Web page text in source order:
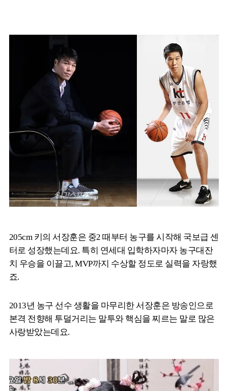
205cm 키의 서장훈은 중2 때부터 농구를 시작해 국보급 센
터로 성장했는데요. 특히 연세대 입학하자마자 농구대잔
치 우승을 이끌고, MVP까지 수상할 정도로 실력을 자랑했
죠.
2013년 농구 선수 생활을 마무리한 서장훈은 방송인으로
본격 전향해 투덜거리는 말투와 핵심을 찌르는 말로 많은
사랑받았는데요.